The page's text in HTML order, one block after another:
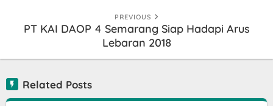
PREVIOUS
PT KAI DAOP 4 Semarang Siap Hadapi Arus
Lebaran 2018
Related Posts